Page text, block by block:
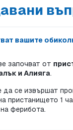
вашите
започват от
и Алияга.
да се извършат
пристанището 1
ферибота.